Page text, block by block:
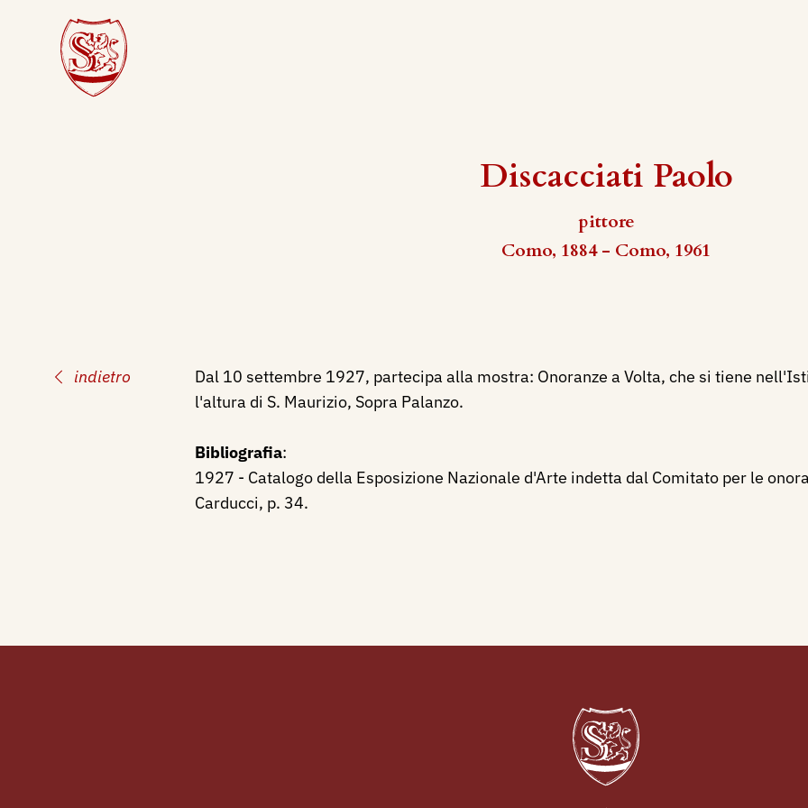
Discacciati Paolo
pittore
Como, 1884 - Como, 1961
indietro
Dal 10 settembre 1927, partecipa alla mostra: Onoranze a Volta, che si tiene
l'altura di S. Maurizio, Sopra Palanzo.
Bibliografia:
1927 - Catalogo della Esposizione Nazionale d'Arte indetta dal Comitato per le
Carducci, p. 34.